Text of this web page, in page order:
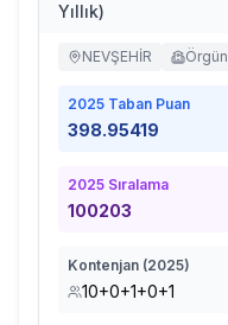
Yıllık)
NEVŞEHİR Örgün
2025 Taban Puan
398.95419
2025 Sıralama
100203
Kontenjan (2025)
10+0+1+0+1